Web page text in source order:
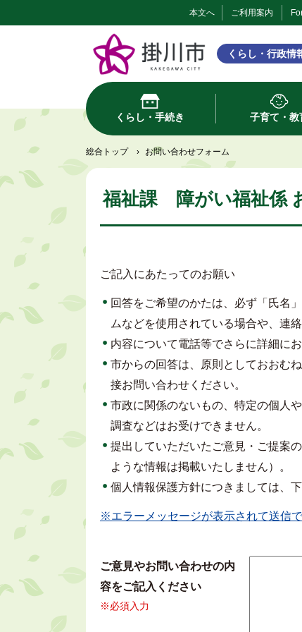
本文へ ご利用案内
くらし・行政情
くらし・手続き 子育て・教
総合トップ › お問い合わせフォーム
福祉課 障がい福祉係
ご記入にあたってのお願い
回答をご希望のかたは、必ず「氏名
ムなどを使用されている場合や、連
内容について電話等でさらに詳細に
市からの回答は、原則としておおむ
接お問い合わせください。
市政に関係のないもの、特定の個人
調査などはお受けできません。
提出していただいたご意見・ご提案
ような情報は掲載いたしません）。
個人情報保護方針につきましては、
※エラーメッセージが表示されて送信
ご意見やお問い合わせの内
容をご記入ください
※必須入力